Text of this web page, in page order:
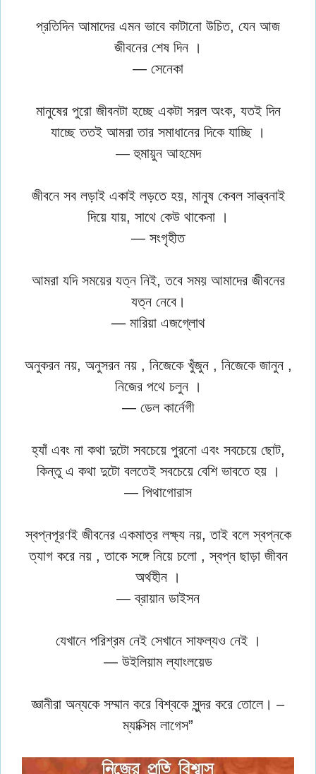
প্রতিদিন আমাদের এমন ভাবে কাটানো উচিত, যেন আজ
জীবনের শেষ দিন ।
— সেনেকা
মানুষের পুরো জীবনটা হচ্ছে একটা সরল অংক, যতই দিন
যাচ্ছে ততই আমরা তার সমাধানের দিকে যাচ্ছি ।
— হুমায়ুন আহমেদ
জীবনে সব লড়াই একাই লড়তে হয়, মানুষ কেবল সান্ত্বনাই
দিয়ে যায়, সাথে কেউ থাকেনা ।
— সংগৃহীত
আমরা যদি সময়ের যত্ন নিই, তবে সময় আমাদের জীবনের
যত্ন নেবে।
— মারিয়া এজগ্লোথ
অনুকরন নয়, অনুসরন নয় , নিজেকে খুঁজুন , নিজেকে জানুন ,
নিজের পথে চলুন ।
— ডেল কার্নেগী
হ্যাঁ এবং না কথা দুটো সবচেয়ে পুরনো এবং সবচেয়ে ছোট,
কিন্তু এ কথা দুটো বলতেই সবচেয়ে বেশি ভাবতে হয় ।
— পিথাগোরাস
স্বপ্নপূরণই জীবনের একমাত্র লক্ষ্য নয়, তাই বলে স্বপ্নকে
ত্যাগ করে নয় , তাকে সঙ্গে নিয়ে চলো , স্বপ্ন ছাড়া জীবন
অর্থহীন ।
— ব্রায়ান ডাইসন
যেখানে পরিশ্রম নেই সেখানে সাফল্যও নেই ।
— উইলিয়াম ল্যাংলয়েড
জ্ঞানীরা অন্যকে সম্মান করে বিশ্বকে সুন্দর করে তোলে। –
ম্যাক্সিম লাগেস”